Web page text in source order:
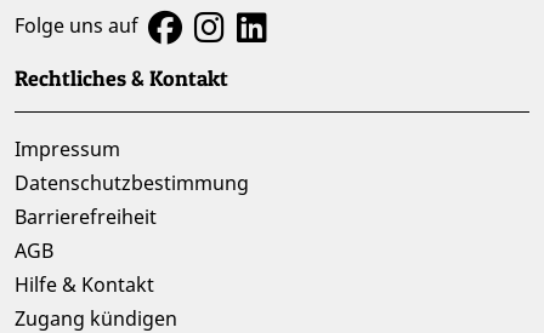
Folge uns auf
Rechtliches & Kontakt
Impressum
Datenschutzbestimmung
Barrierefreiheit
AGB
Hilfe & Kontakt
Zugang kündigen